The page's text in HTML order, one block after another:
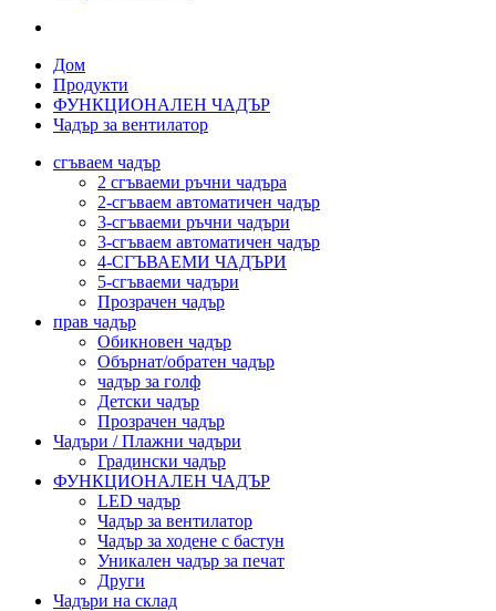
Дом
Продукти
ФУНКЦИОНАЛЕН ЧАДЪР
Чадър за вентилатор
сгъваем чадър
2 сгъваеми ръчни чадъра
2-сгъваем автоматичен чадър
3-сгъваеми ръчни чадъри
3-сгъваем автоматичен чадър
4-СГЪВАЕМИ ЧАДЪРИ
5-сгъваеми чадъри
Прозрачен чадър
прав чадър
Обикновен чадър
Обърнат/обратен чадър
чадър за голф
Детски чадър
Прозрачен чадър
Чадъри / Плажни чадъри
Градински чадър
ФУНКЦИОНАЛЕН ЧАДЪР
LED чадър
Чадър за вентилатор
Чадър за ходене с бастун
Уникален чадър за печат
Други
Чадъри на склад